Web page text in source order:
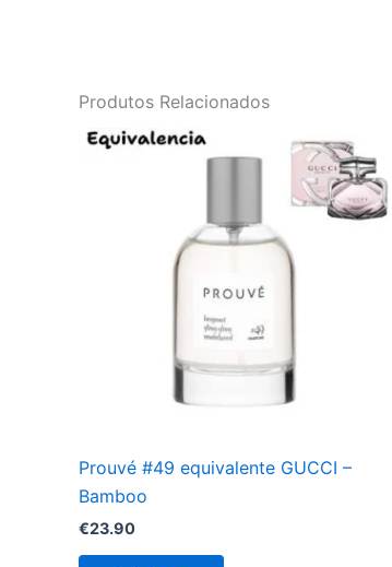
Produtos Relacionados
Prouvé #49 equivalente GUCCI –
Bamboo
€23.90